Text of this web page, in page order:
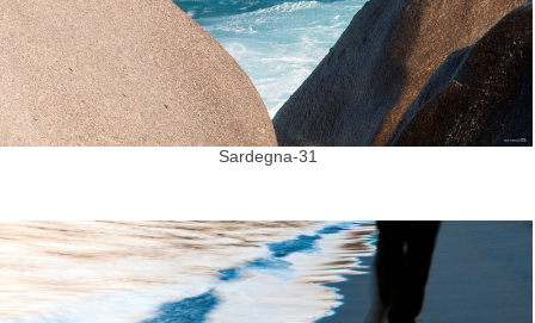
Sardegna-31